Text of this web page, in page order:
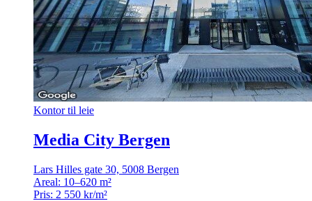
Kontor til leie
Media City Bergen
Lars Hilles gate 30, 5008 Bergen
Areal: 10–620 m²
Pris: 2 550 kr/m²